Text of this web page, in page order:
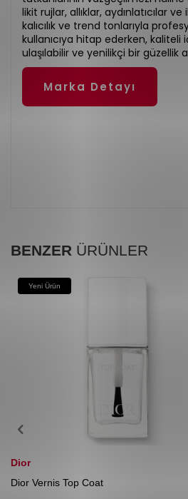
likit rujlar, allıklar, aydınlatıcılar
kalıcılık ve trend tonlarıyla
kullanıcıya hitap ederken,
ulaşılabilir ve yenilikçi bir güzellik
Marka Detayı
BENZER ÜRÜNLER
Yeni Ürün
Dior
Dior Vernis Top Coat